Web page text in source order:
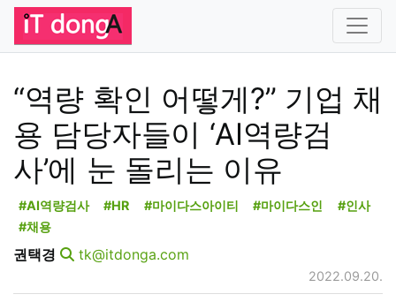
“역량 확인 어떻게?” 기업 채
용 담당자들이 ‘AI역량검
사’에 눈 돌리는 이유
#AI역량검사 #HR #마이다스아이티 #마이다스인
#인사
#채용
권택경 tk@itdonga.com
2022.09.20.